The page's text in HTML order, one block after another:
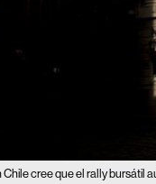
cree que el rally bursátil